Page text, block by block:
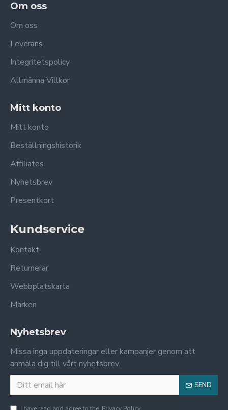
Om oss
Om oss
Leverans
Integritetspolicy
Allmänna Villkor
Mitt konto
Mitt konto
Beställningshistorik
Affiliates
Nyhetsbrev
Presentkort
Kundservice
Kontakt
Returnerar
Webbplatskarta
Märken
Nyhetsbrev
Missa inga uppdateringar eller kampanjer genom att
anmäla dig till vårt nyhetsbrev.
SEND